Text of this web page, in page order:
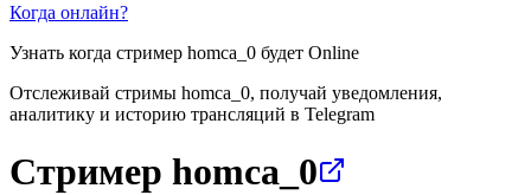
Когда онлайн?
Узнать когда стример homca_0 будет Online
Отслеживай стримы homca_0, получай уведомления,
аналитику и историю трансляций в Telegram
Стример homca_0